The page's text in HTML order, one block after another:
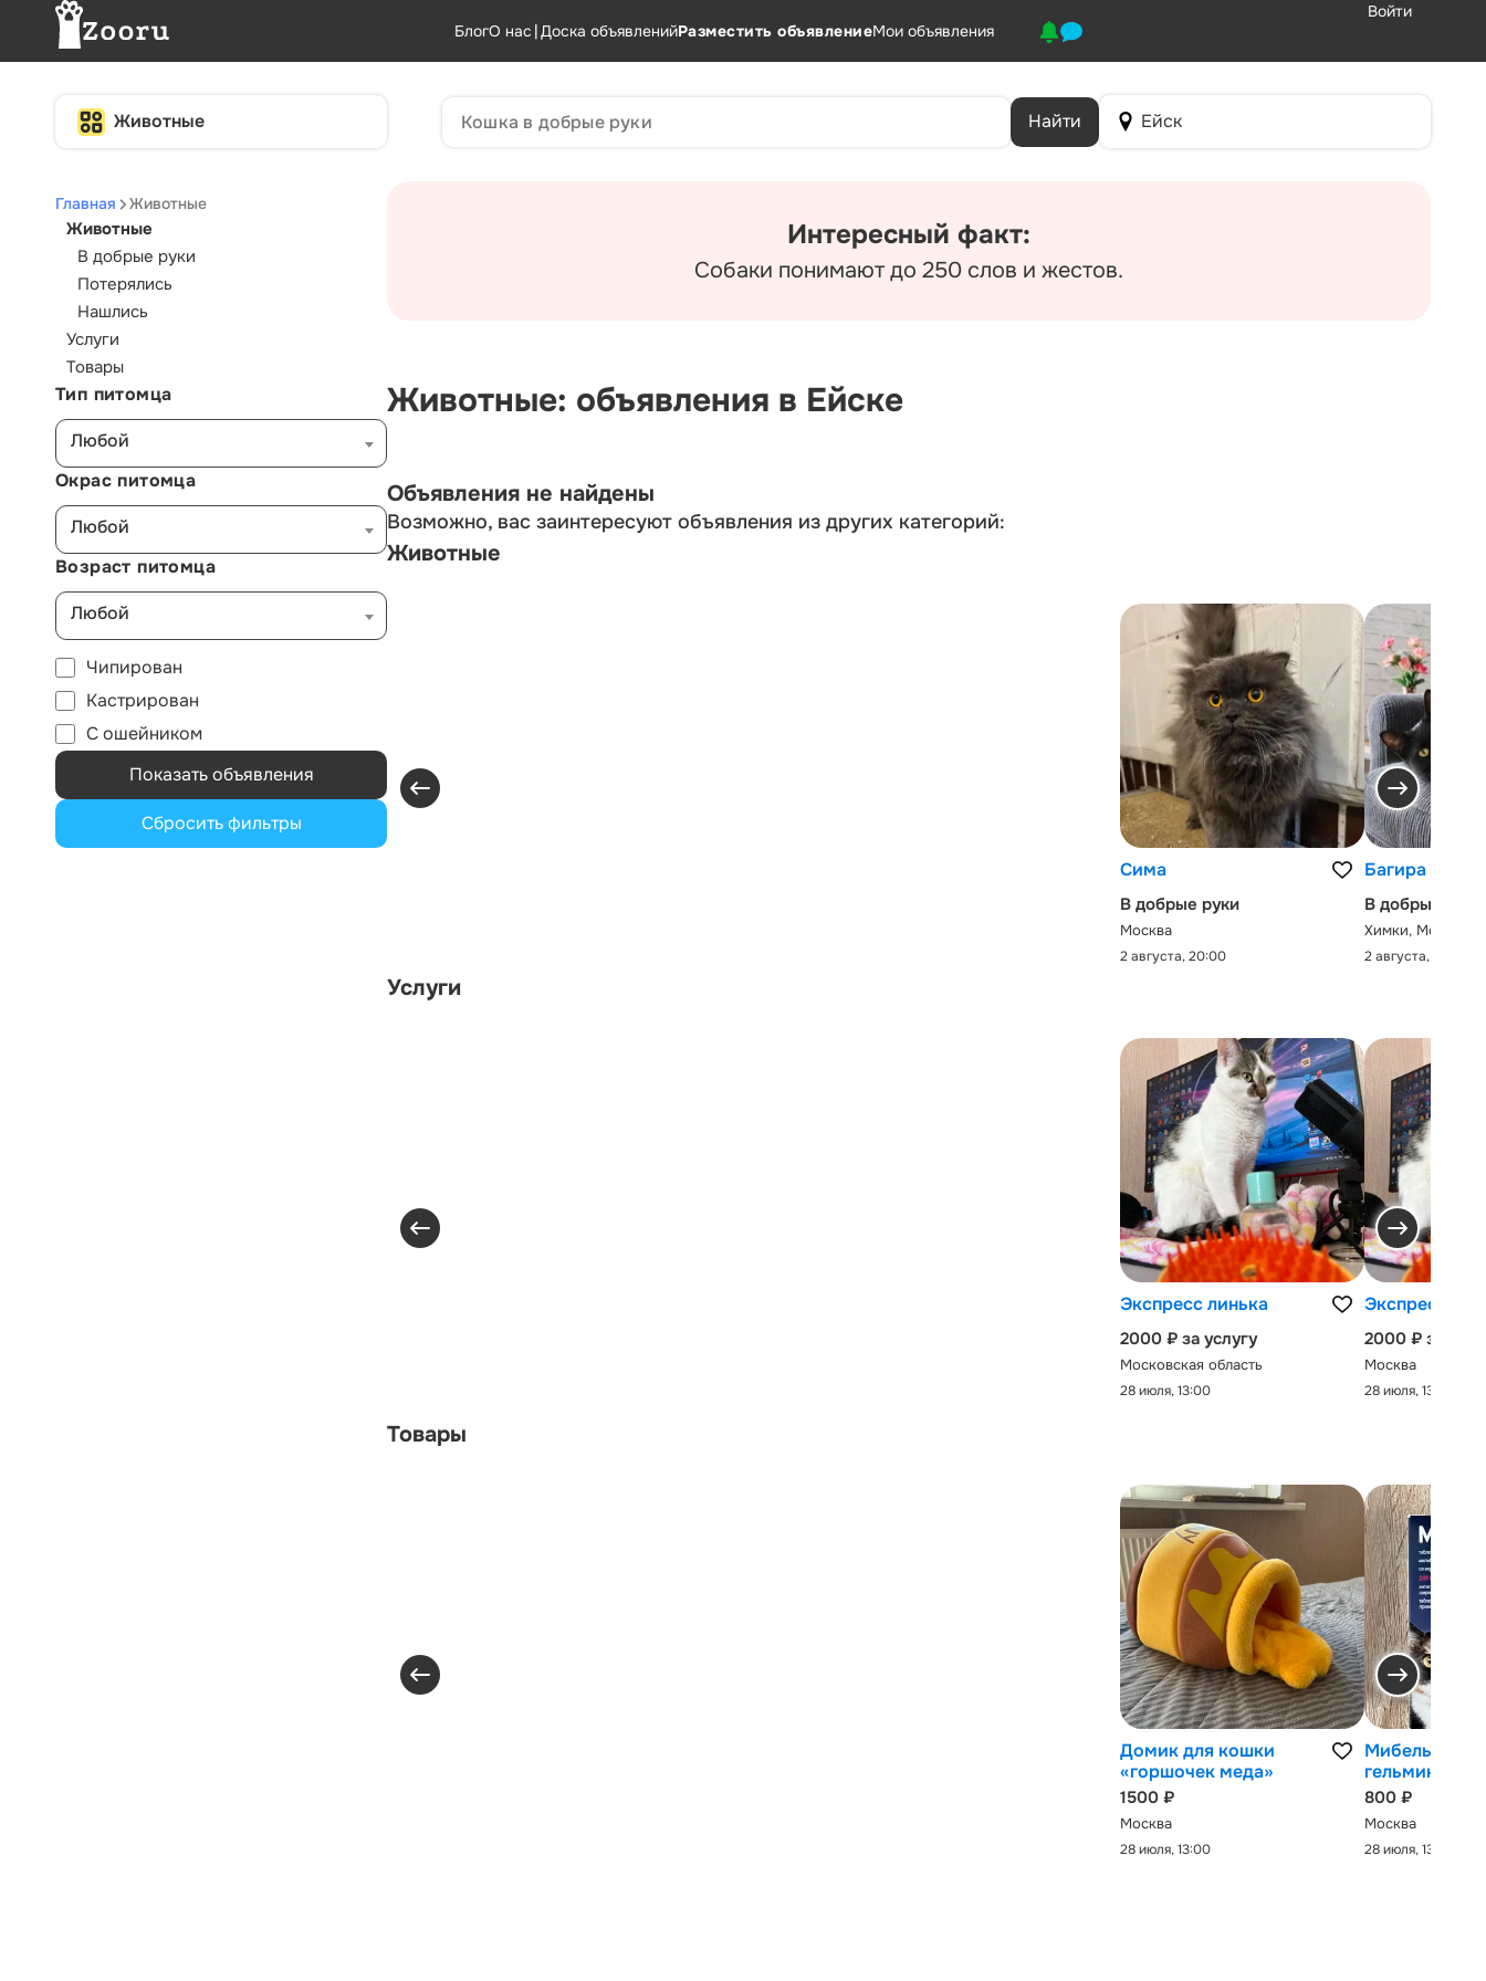
БлогО нас |Доска объявленийРазместить объявлениеМои объявления
Войти
Животные Найти Ейск
Главная Животные
Животные
В добрые руки
Потерялись
Нашлись
Услуги
Товары
Тип питомца
Любой
Окрас питомца
Любой
Возраст питомца
Любой
Чипирован
Кастрирован
С ошейником
Показать объявления
Сбросить фильтры
Интересный факт:
Собаки понимают до 250 слов и жестов.
Животные: объявления в Ейске
Объявления не найдены
Возможно, вас заинтересуют объявления из других категорий:
Животные
Сима
В добрые руки
Москва
2 августа, 20:00
Багира
В добрые руки
Химки,
2 августа, 0:00
Услуги
Экспресс линька
2000 ₽ за услугу
Московская область
28 июля, 13:00
Экспресс-
2000 ₽ за
Москва
28 июля, 13:00
Товары
Домик для кошки
«горшочек меда»
1500 ₽
Москва
28 июля, 13:00
Мибельмакс
гельминтов
800 ₽
Москва
28 июля, 13:00